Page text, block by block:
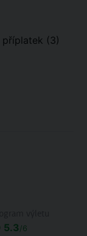
příplatek (3)
5.3/6